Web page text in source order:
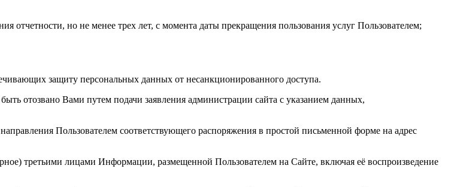
отчетности, но не менее трех лет, с момента даты прекращения пользования услуг Пользователем;
защиту персональных данных от несанкционированного доступа.
отозвано Вами путем подачи заявления администрации сайта с указанием данных,
Пользователем соответствующего распоряжения в простой письменной форме на адрес
третьими лицами Информации, размещенной Пользователем на Сайте, включая её воспроизведение